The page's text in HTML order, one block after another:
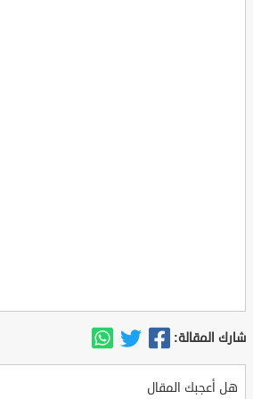
شارك المقالة:
هل أعجبك المقال